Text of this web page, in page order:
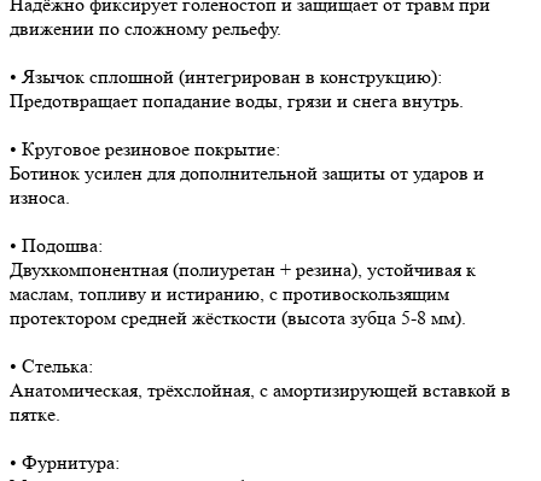
движении по сложному рельефу.
• Язычок сплошной (интегрирован в конструкцию):
Предотвращает попадание воды, грязи и снега внутрь.
• Круговое резиновое покрытие:
Ботинок усилен для дополнительной защиты от ударов и
износа.
• Подошва:
Двухкомпонентная (полиуретан + резина), устойчивая к
маслам, топливу и истиранию, с противоскользящим
протектором средней жёсткости (высота зубца 5-8 мм).
• Стелька:
Анатомическая, трёхслойная, с амортизирующей вставкой в
пятке.
• Фурнитура: